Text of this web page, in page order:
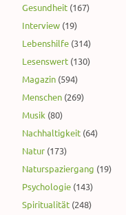
Gesundheit (167)
Interview (19)
Lebenshilfe (314)
Lesenswert (130)
Magazin (594)
Menschen (269)
Musik (80)
Nachhaltigkeit (64)
Natur (173)
Naturspaziergang (19)
Psychologie (143)
Spiritualität (248)